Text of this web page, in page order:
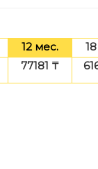
12 мес.
77181 ₸